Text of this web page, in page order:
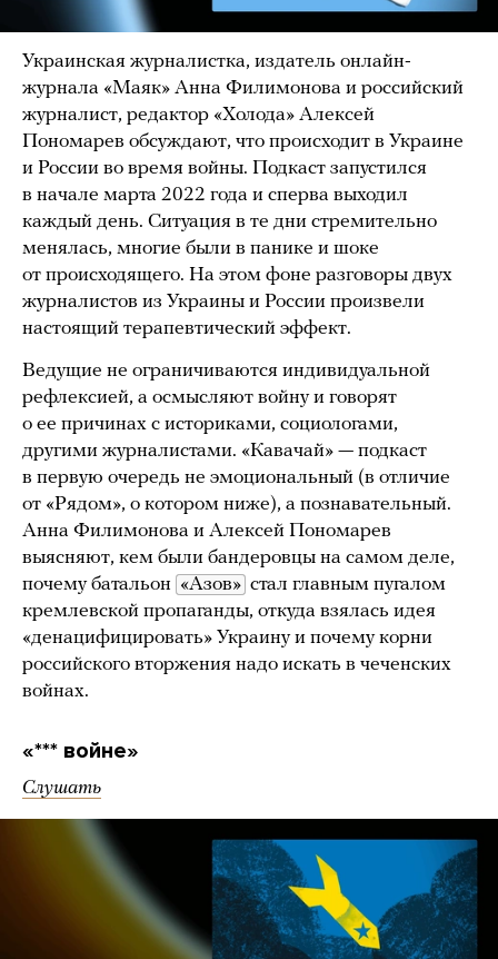
Украинская журналистка, издатель онлайн-
журнала «Маяк» Анна Филимонова и российский
журналист, редактор «Холода» Алексей
Пономарев обсуждают, что происходит в Украине
и России во время войны. Подкаст запустился
в начале марта 2022 года и сперва выходил
каждый день. Ситуация в те дни стремительно
менялась, многие были в панике и шоке
от происходящего. На этом фоне разговоры двух
журналистов из Украины и России произвели
настоящий терапевтический эффект.
Ведущие не ограничиваются индивидуальной
рефлексией, а осмысляют войну и говорят
о ее причинах с историками, социологами,
другими журналистами. «Кавачай» — подкаст
в первую очередь не эмоциональный (в отличие
от «Рядом», о котором ниже), а познавательный.
Анна Филимонова и Алексей Пономарев
выясняют, кем были бандеровцы на самом деле,
почему батальон «Азов» стал главным пугалом
кремлевской пропаганды, откуда взялась идея
«денацифицировать» Украину и почему корни
российского вторжения надо искать в чеченских
войнах.
«*** войне»
Слушать